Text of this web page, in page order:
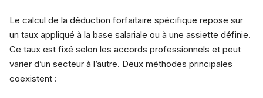
Le calcul de la déduction forfaitaire spécifique repose sur
un taux appliqué à la base salariale ou à une assiette définie.
Ce taux est fixé selon les accords professionnels et peut
varier d’un secteur à l’autre. Deux méthodes principales
coexistent :